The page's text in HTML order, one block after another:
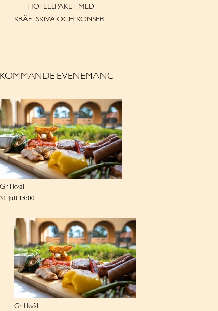
HOTELLPAKET MED
KRÄFTSKIVA OCH KONSERT
KOMMANDE EVENEMANG
Grillkväll
31 juli 18:00
Grillkväll